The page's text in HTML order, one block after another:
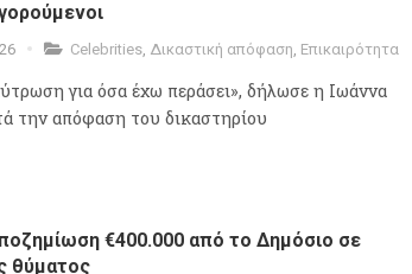
Celebrities, Δικαστική απόφαση, Επικαιρότητα
για όσα έχω περάσει», δήλωσε η Ιωάννα
την απόφαση του δικαστηρίου
€400.000 από το Δημόσιο σε
θύματος